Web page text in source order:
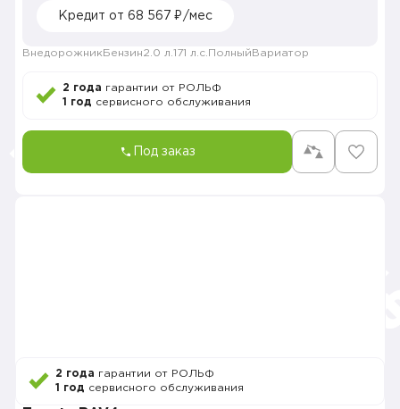
Кредит от 68 567 ₽/мес
Внедорожник Бензин2.0 л. 171 л.с. Полный Вариатор
2 года гарантии от РОЛЬФ
1 год сервисного обслуживания
Под заказ
2 года гарантии от РОЛЬФ
1 год сервисного обслуживания